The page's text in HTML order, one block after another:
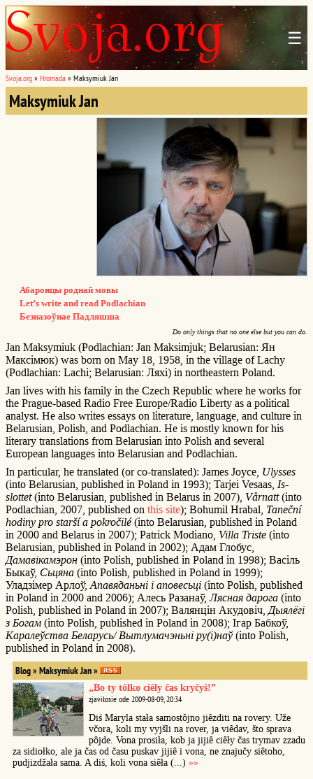
☰
Svoja.org » Hromada » Maksymiuk Jan
Maksymiuk Jan
Абаронцы роднай мовы
Let’s write and read Podlachian
Безназоўнае Падляшша
Do only things that no one else but you can do.
Jan Maksymiuk (Podlachian: Jan Maksimjuk; Belarusian: Ян
Максімюк) was born on May 18, 1958, in the village of Lachy
(Podlachian: Lachi; Belarusian: Ляхі) in northeastern Poland.
Jan lives with his family in the Czech Republic where he works for
the Prague-based Radio Free Europe/Radio Liberty as a political
analyst. He also writes essays on literature, language, and culture in
Belarusian, Polish, and Podlachian. He is mostly known for his
literary translations from Belarusian into Polish and several
European languages into Belarusian and Podlachian.
In particular, he translated (or co-translated): James Joyce, Ulysses
(into Belarusian, published in Poland in 1993); Tarjei Vesaas, Is-
slottet(into Belarusian, published in Belarus in 2007), Vårnatt(into
Podlachian, 2007, published on this site); Bohumil Hrabal, Taneční
hodiny pro starší a pokročilé(into Belarusian, published in Poland
in 2000 and Belarus in 2007); Patrick Modiano, Villa Triste (into
Belarusian, published in Poland in 2002); Адам Глoбус,
Дамавікамэрон (into Polish, published in Poland in 1998); Васіль
Быкаў, Сьцяна (into Polish, published in Poland in 1999);
Уладзімер Арлоў, Апавяданьні і аповесьці (into Polish, published
in Poland in 2000 and 2006); Алесь Разанаў,Лясная дарога (into
Polish, published in Poland in 2007); Валянцін Акудовіч, Дыялёгі
з Богам (into Polish, published in Poland in 2008); Ігар Бабкоў,
Каралеўства Беларусь/ Вытлумачэньні ру(і)наў(into Polish,
published in Poland in 2008).
Blog » Maksymiuk Jan »
„Bo ty tôlko ciêły čas kryčyš!”
zjaviłosie ode 2009-08-09, 20:34
Diś Maryla stała samostôjno jiêzditi na rovery. Uže
včora, koli my vyjšli na rover, ja viêdav, što sprava
pôjde. Vona prosiła, kob ja jijiê ciêły čas trymav zzadu
za sidiołko, ale ja čas od času puskav jijiê i vona, ne znajučy siêtoho,
pudjizdžała sama. A diś, koli vona siêła (...) »»